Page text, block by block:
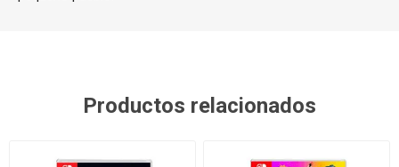
Productos relacionados